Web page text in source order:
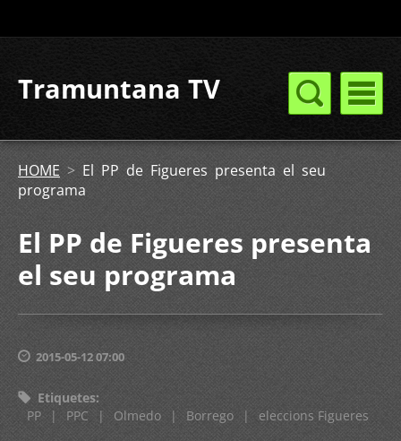
Tramuntana TV
HOME > El PP de Figueres presenta el seu
programa
El PP de Figueres presenta
el seu programa
2015-05-12 07:00
Etiquetes:
PP
| PPC | Olmedo | Borrego | eleccions Figueres